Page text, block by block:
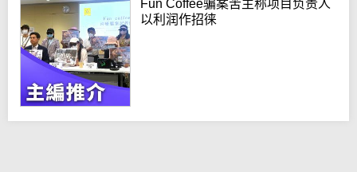
Fun Coffee骗案苦主称项目负责人
以利润作招徕